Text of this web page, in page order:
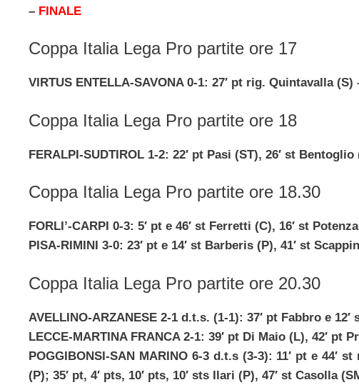
– FINALE
Coppa Italia Lega Pro partite ore 17
VIRTUS ENTELLA-SAVONA 0-1: 27′ pt rig. Quintavalla (S)
Coppa Italia Lega Pro partite ore 18
FERALPI-SUDTIROL 1-2: 22′ pt Pasi (ST), 26′ st
Coppa Italia Lega Pro partite ore 18.30
FORLI’-CARPI 0-3: 5′ pt e 46′ st Ferretti (C), 16′ st
PISA-RIMINI 3-0: 23′ pt e 14′ st Barberis (P), 41′ st
Coppa Italia Lega Pro partite ore 20.30
AVELLINO-ARZANESE 2-1 d.t.s. (1-1): 37′ pt Fabbro e
LECCE-MARTINA FRANCA 2-1: 39′ pt Di Maio (L), 42′ pt
POGGIBONSI-SAN MARINO 6-3 d.t.s (3-3): 11′ pt e 44′
(P); 35′ pt, 4′ pts, 10′ pts, 10′ sts Ilari (P), 47′ st Casolla